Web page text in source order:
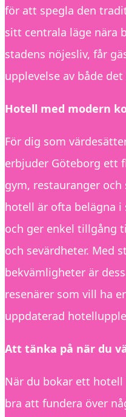
för att spegla den
sitt centrala läge nära
stadens nöjesliv, får
upplevelse av både
Hotell med modern
För dig som
erbjuder Göteborg ett
gym, restauranger och
hotell är ofta belägna
och ger enkel tillgång
och sevärdheter. Med
bekvämligheter är
resenärer som vill ha
uppdaterad
Att tänka på när du
När du bokar ett
bra att fundera över